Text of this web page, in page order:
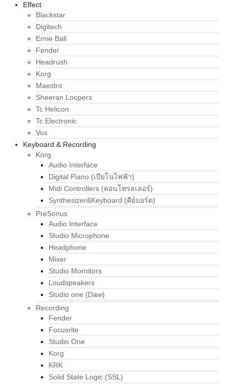
Effect
Blackstar
Digitech
Ernie Ball
Fender
Headrush
Korg
Maestro
Sheeran Loopers
Tc Helicon
Tc Electronic
Vox
Keyboard & Recording
Korg
Audio Interface
Digital Piano (เปียโนไฟฟ้า)
Midi Controllers (คอนโทรลเลอร์)
Synthesizer&Keyboard (คีย์บอร์ด)
PreSonus
Audio Interface
Studio Microphone
Headphone
Mixer
Studio Mornitors
Loudspeakers
Studio one (Daw)
Recording
Fender
Focusrite
Studio One
Korg
KRK
Solid State Logic (SSL)